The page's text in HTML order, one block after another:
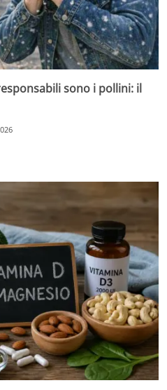
sono i pollini: il